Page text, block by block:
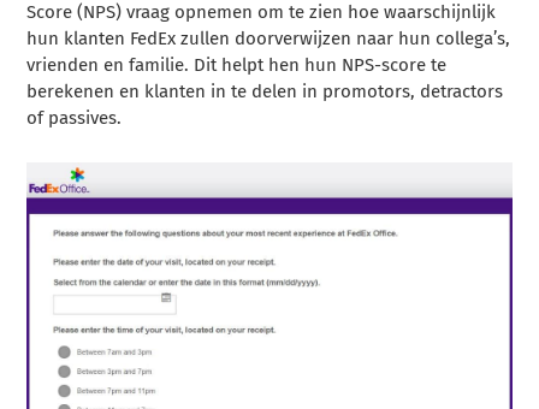
Score (NPS) vraag opnemen om te zien hoe waarschijnlijk
hun klanten FedEx zullen doorverwijzen naar hun collega’s,
vrienden en familie. Dit helpt hen hun NPS-score te
berekenen en klanten in te delen in promotors, detractors
of passives.